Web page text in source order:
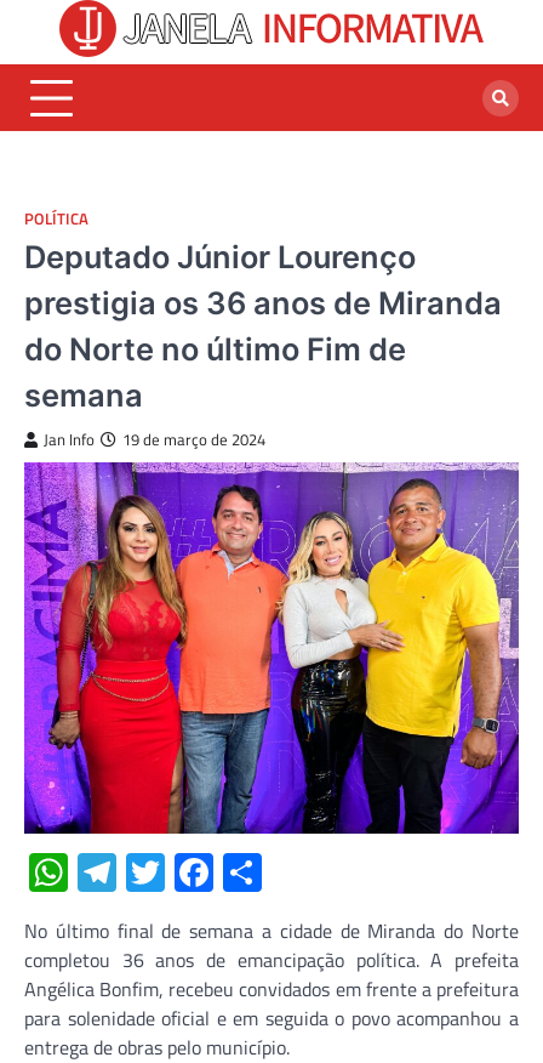
content
POLÍTICA
Deputado Júnior Lourenço
prestigia os 36 anos de Miranda
do Norte no último Fim de
semana
Jan Info 19 de março de 2024
WhatsApp
Telegram
TwitterFacebook
No último final de semana a cidade de Miranda do Norte
completou 36 anos de emancipação política. A prefeita
Angélica Bonfim, recebeu convidados em frente a prefeitura
para solenidade oficial e em seguida o povo acompanhou a
entrega de obras pelo município.